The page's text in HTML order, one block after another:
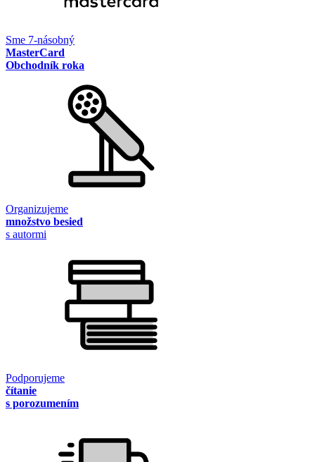
Sme 7-násobný
MasterCard
Obchodník roka
Organizujeme
množstvo besied
s autormi
Podporujeme
čítanie
s porozumením